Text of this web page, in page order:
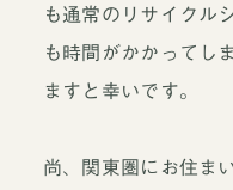
も通常のリサイクル
も時間がかかってし
ますと幸いです。
尚、関東圏にお住ま